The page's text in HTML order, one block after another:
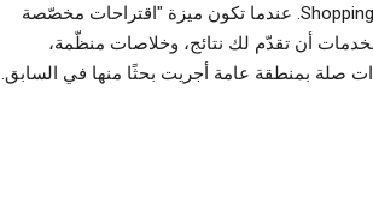
مثل "بحث Google" و"خرائط Google" وShopping. عندما تكون ميزة "اقتراحات مخصّصة
أن تقدّم لك نتائج، وخلاصات منظّمة،
صلة بمنطقة عامة أجريت بحثًا منها في السابق.